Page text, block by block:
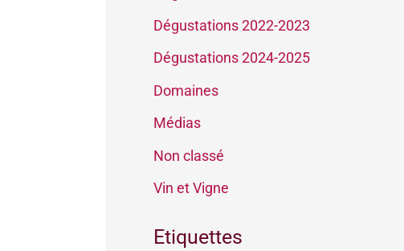
Dégustations 2022-2023
Dégustations 2024-2025
Domaines
Médias
Non classé
Vin et Vigne
Etiquettes